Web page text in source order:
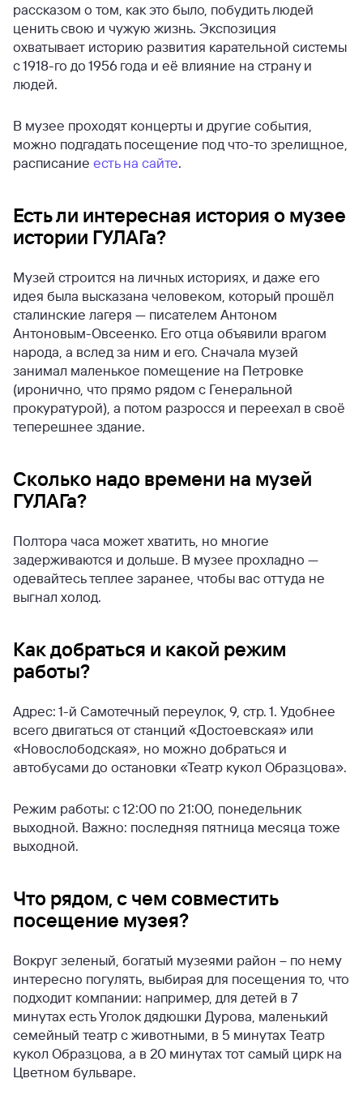
рассказом о том, как это было, побудить людей
ценить свою и чужую жизнь. Экспозиция
охватывает историю развития карательной системы
с 1918-го до 1956 года и её влияние на страну и
людей.
В музее проходят концерты и другие события,
можно подгадать посещение под что-то зрелищное,
расписание есть на сайте.
Есть ли интересная история о музее
истории ГУЛАГа?
Музей строится на личных историях, и даже его
идея была высказана человеком, который прошёл
сталинские лагеря — писателем Антоном
Антоновым-Овсеенко. Его отца объявили врагом
народа, а вслед за ним и его. Сначала музей
занимал маленькое помещение на Петровке
(иронично, что прямо рядом с Генеральной
прокуратурой), а потом разросся и переехал в своё
теперешнее здание.
Сколько надо времени на музей
ГУЛАГа?
Полтора часа может хватить, но многие
задерживаются и дольше. В музее прохладно —
одевайтесь теплее заранее, чтобы вас оттуда не
выгнал холод.
Как добраться и какой режим
работы?
Адрес: 1-й Самотечный переулок, 9, стр. 1. Удобнее
всего двигаться от станций «Достоевская» или
«Новослободская», но можно добраться и
автобусами до остановки «Театр кукол Образцова».
Режим работы: с 12:00 по 21:00, понедельник
выходной. Важно: последняя пятница месяца тоже
выходной.
Что рядом, с чем совместить
посещение музея?
Вокруг зеленый, богатый музеями район – по нему
интересно погулять, выбирая для посещения то, что
подходит компании: например, для детей в 7
минутах есть Уголок дядюшки Дурова, маленький
семейный театр с животными, в 5 минутах Театр
кукол Образцова, а в 20 минутах тот самый цирк на
Цветном бульваре.